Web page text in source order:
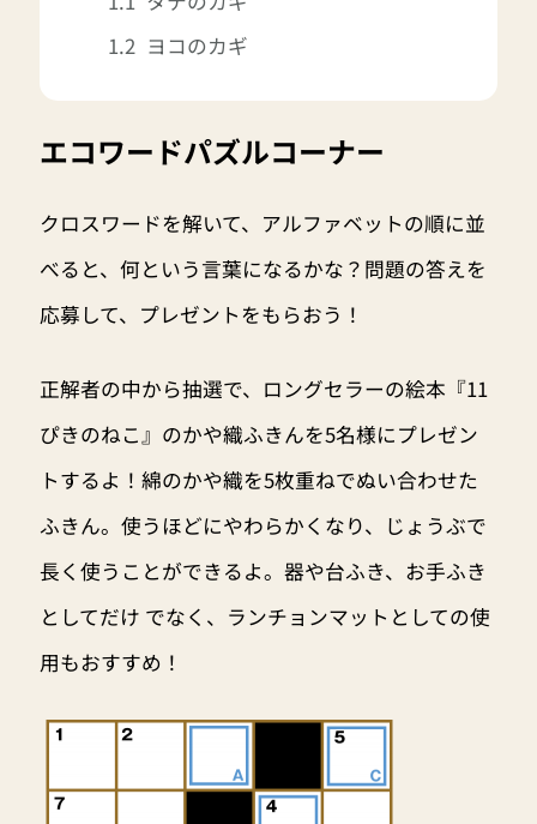
ヨコのカギ
エコワードパズルコーナー
クロスワードを解いて、アルファベットの順に並
べると、何という言葉になるかな？問題の答えを
応募して、プレゼントをもらおう！
正解者の中から抽選で、ロングセラーの絵本『11
ぴきのねこ』のかや織ふきんを5名様にプレゼン
トするよ！綿のかや織を5枚重ねでぬい合わせた
ふきん。使うほどにやわらかくなり、じょうぶで
長く使うことができるよ。器や台ふき、お手ふき
としてだけ でなく、ランチョンマットとしての使
用もおすすめ！